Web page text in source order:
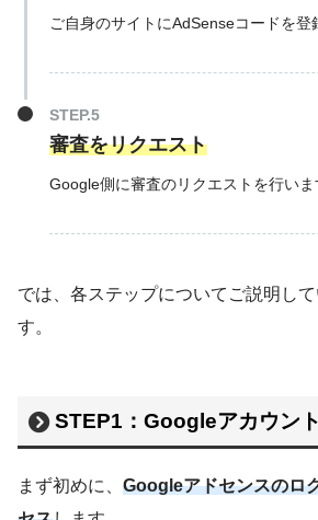
ご自身のサイトにAdSenseコードを登
審査をリクエスト
Google側に審査のリクエストを行いま
では、各ステップについてご説明し
す。
STEP1：Googleアカウン
まず初めに、 Googleアドセンスのロ